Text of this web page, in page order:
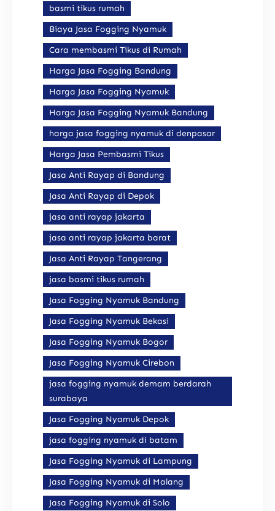
basmi tikus rumah
Biaya Jasa Fogging Nyamuk
Cara membasmi Tikus di Rumah
Harga Jasa Fogging Bandung
Harga Jasa Fogging Nyamuk
Harga Jasa Fogging Nyamuk Bandung
harga jasa fogging nyamuk di denpasar
Harga Jasa Pembasmi Tikus
Jasa Anti Rayap di Bandung
Jasa Anti Rayap di Depok
jasa anti rayap jakarta
jasa anti rayap jakarta barat
Jasa Anti Rayap Tangerang
jasa basmi tikus rumah
Jasa Fogging Nyamuk Bandung
Jasa Fogging Nyamuk Bekasi
Jasa Fogging Nyamuk Bogor
Jasa Fogging Nyamuk Cirebon
jasa fogging nyamuk demam berdarah
surabaya
Jasa Fogging Nyamuk Depok
jasa fogging nyamuk di batam
Jasa Fogging Nyamuk di Lampung
Jasa Fogging Nyamuk di Malang
Jasa Fogging Nyamuk di Solo